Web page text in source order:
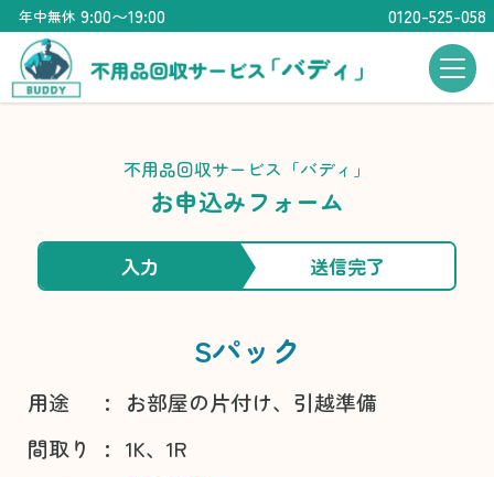
年中無休 9:00〜19:00 0120-525-058
不用品回収サービス「バディ」
お申込みフォーム
入力 送信完了
Sパック
用途 :
お部屋の片付け、引越準備
間取り
: 1K、1R